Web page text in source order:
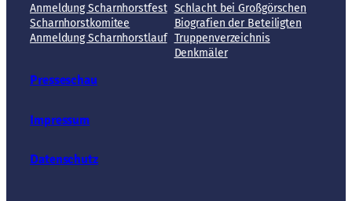
Anmeldung Scharnhorstfest
Scharnhorstkomitee
Anmeldung Scharnhorstlauf
Schlacht bei Großgörschen
Biografien der Beteiligten
Truppenverzeichnis
Denkmäler
Presseschau
Impressum
Datenschutz